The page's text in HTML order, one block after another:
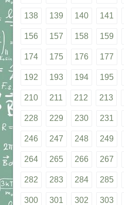
138 139 140 141
156 157 158 159
174 175 176 177
192 193 194 195
210 211 212 213
228 229 230 231
246 247 248 249
264 265 266 267
282 283 284 285
300 301 302 303